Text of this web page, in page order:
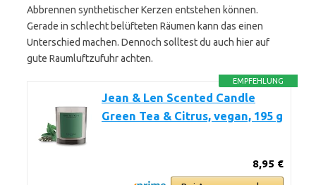
Abbrennen synthetischer Kerzen entstehen können.
Gerade in schlecht belüfteten Räumen kann das einen
Unterschied machen. Dennoch solltest du auch hier auf
gute Raumluftzufuhr achten.
EMPFEHLUNG
Jean & Len Scented Candle
Green Tea & Citrus, vegan, 195 g
8,95 €